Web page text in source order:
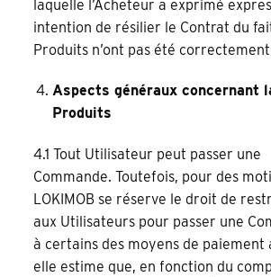
laquelle l’Acheteur a exprimé
intention de résilier le Contrat du
Produits n’ont pas été
Aspects généraux concernant
Produits
4.1 Tout Utilisateur peut passer une
Commande. Toutefois, pour des
LOKIMOB se réserve le droit de
aux Utilisateurs pour passer une
à certains des moyens de paiement
elle estime que, en fonction du